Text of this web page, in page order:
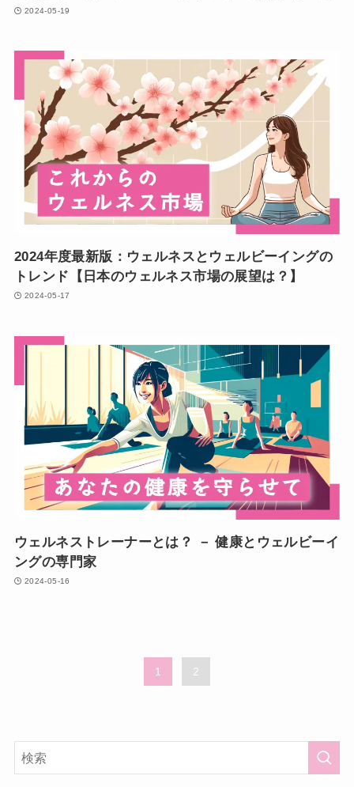
2024-05-19
2024年度最新版：ウェルネスとウェルビーイングの
トレンド【日本のウェルネス市場の展望は？】
2024-05-17
ウェルネストレーナーとは？ － 健康とウェルビーイ
ングの専門家
2024-05-16
1 2